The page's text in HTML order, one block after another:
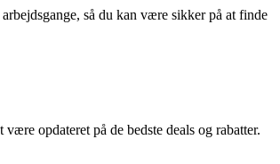
så du kan være sikker på at finde
opdateret på de bedste deals og rabatter.